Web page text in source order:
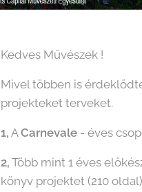
Kedves Művészek !
Mivel többen is
projekteket terveket.
1, ACarnevale - éves
2, Több mint 1 éves
könyv projektet (210